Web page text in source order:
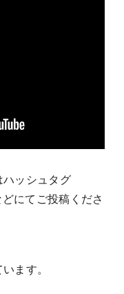
ッシュタグ
にてご投稿くださ
ます。